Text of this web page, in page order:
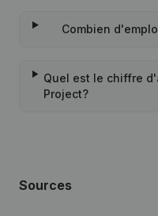
Combien
Quel est le chiffre
Project?
Sources